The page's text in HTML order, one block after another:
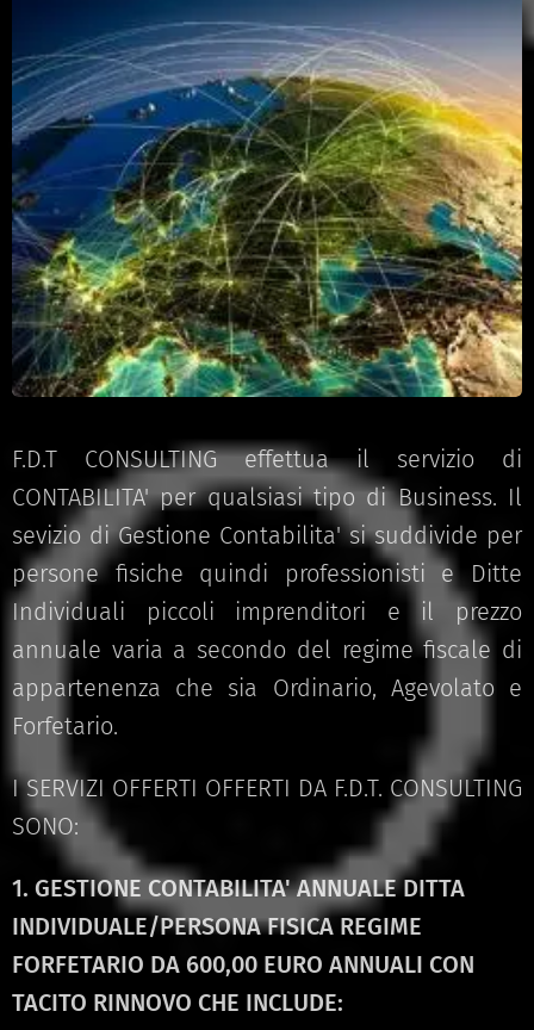
F.D.T CONSULTING effettua il servizio di
CONTABILITA' per qualsiasi tipo di Business. Il
sevizio di Gestione Contabilita' si suddivide per
persone fisiche quindi professionisti e Ditte
Individuali piccoli imprenditori e il prezzo
annuale varia a secondo del regime fiscale di
appartenenza che sia Ordinario, Agevolato e
Forfetario.
I SERVIZI OFFERTI OFFERTI DA F.D.T. CONSULTING
SONO:
1. GESTIONE CONTABILITA' ANNUALE DITTA
INDIVIDUALE/PERSONA FISICA REGIME
FORFETARIO DA 600,00 EURO ANNUALI CON
TACITO RINNOVO CHE INCLUDE: